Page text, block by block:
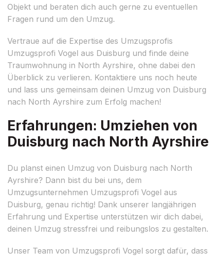
Objekt und beraten dich auch gerne zu eventuellen
Fragen rund um den Umzug.
Vertraue auf die Expertise des Umzugsprofis
Umzugsprofi Vogel aus Duisburg und finde deine
Traumwohnung in North Ayrshire, ohne dabei den
Überblick zu verlieren. Kontaktiere uns noch heute
und lass uns gemeinsam deinen Umzug von Duisburg
nach North Ayrshire zum Erfolg machen!
Erfahrungen: Umziehen von
Duisburg nach North Ayrshire
Du planst einen Umzug von Duisburg nach North
Ayrshire? Dann bist du bei uns, dem
Umzugsunternehmen Umzugsprofi Vogel aus
Duisburg, genau richtig! Dank unserer langjährigen
Erfahrung und Expertise unterstützen wir dich dabei,
deinen Umzug stressfrei und reibungslos zu gestalten.
Unser Team von Umzugsprofi Vogel sorgt dafür, dass